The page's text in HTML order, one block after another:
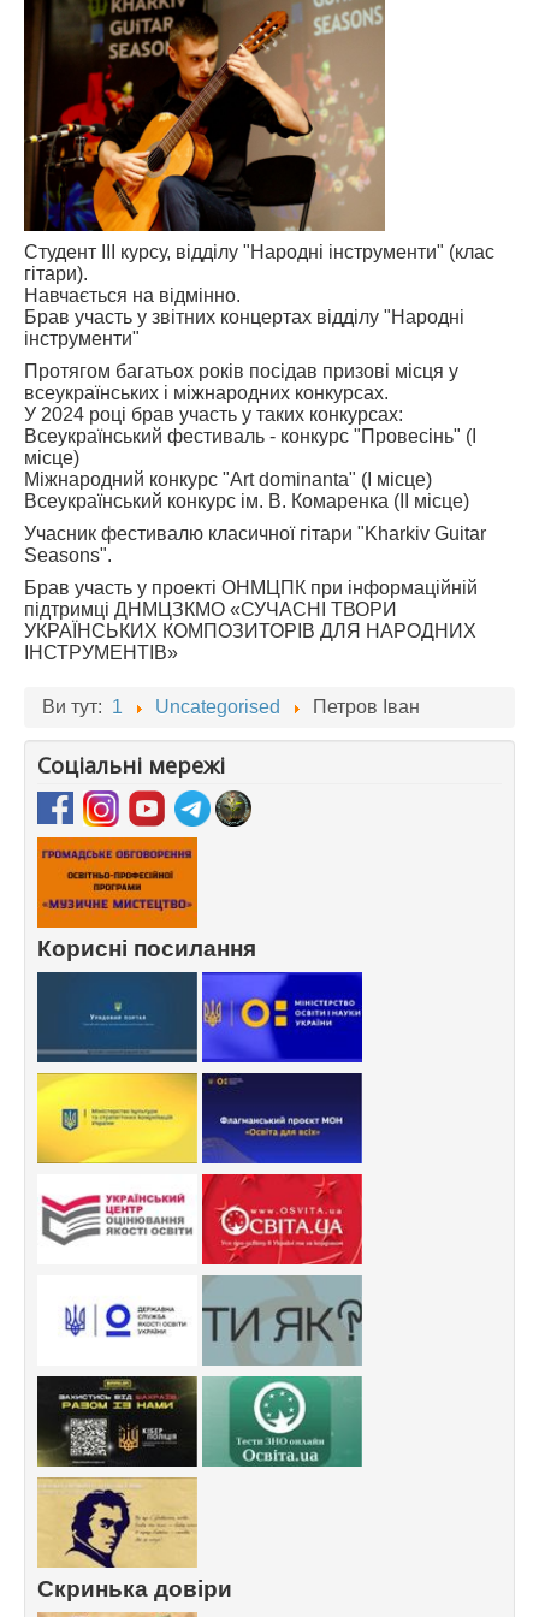
АБІТУРІЄНТУ
СТУДЕНТУ
КАБІНЕТ МЕТОДИСТА
НАВЧАЛЬНО-ВИХОВНА РОБОТА
МИСТЕЦЬКІ ПРОЄКТИ
БІБЛІОТЕКА, ФОНОТЕКА
МИСТЕЦЬКА ШКОЛА ПРИ ХМФК
Студент III курсу, відділу "Народні інструменти" (клас
гітари).
Навчається на відмінно.
Брав участь у звітних концертах відділу "Народні
інструменти"
Протягом багатьох років посідав призові місця у
всеукраїнських і міжнародних конкурсах.
У 2024 році брав участь у таких конкурсах:
Всеукраїнський фестиваль - конкурс "Провесінь" (І
місце)
Міжнародний конкурс "Art dominanta" (І місце)
Всеукраїнський конкурс ім. В. Комаренка (II місце)
Учасник фестивалю класичної гітари "Kharkiv Guitar
Seasons".
Брав участь у проекті ОНМЦПК при інформаційній
підтримці ДНМЦЗКМО «СУЧАСНІ ТВОРИ
УКРАЇНСЬКИХ КОМПОЗИТОРІВ ДЛЯ НАРОДНИХ
ІНСТРУМЕНТІВ»
Ви тут: 1 Uncategorised Петров Іван
Соціальні мережі
Корисні посилання
Скринька довіри